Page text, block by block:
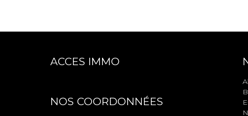
ACCES IMMO
NOS COORDONNÉES